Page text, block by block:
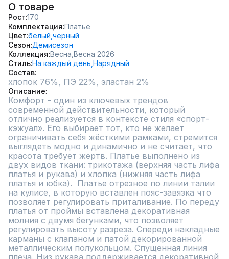
О товаре
Рост 170
Комплектация Платье
Цвет белый, черный
Сезон Демисезон
Коллекция Весна, Весна 2026
СтильНа каждый день, Нарядный
Состав
хлопок 76%, ПЭ 22%, эластан 2%
Описание
Комфорт - один из ключевых трендов
современной действительности, который
отлично реализуется в контексте стиля «спорт-
кэжуал». Его выбирает тот, кто не желает
ограничивать себя жёсткими рамками, стремится
выглядеть модно и динамично и не считает, что
красота требует жертв. Платье выполнено из
двух видов ткани: трикотажа (верхняя часть лифа
платья и рукава) и хлопка (нижняя часть лифа
платья и юбка).  Платье отрезное по линии талии
на кулисе, в которую вставлен пояс-завязка что
позволяет регулировать приталивание. По переду
платья от проймы вставлена декоративная
молния с двумя бегунками, что позволяет
регулировать высоту разреза. Спереди накладные
карманы с клапаном и патой декорированной
металлическим полукольцом. Спущенная линия
плеча. Низ рукава поддерживается декоративной